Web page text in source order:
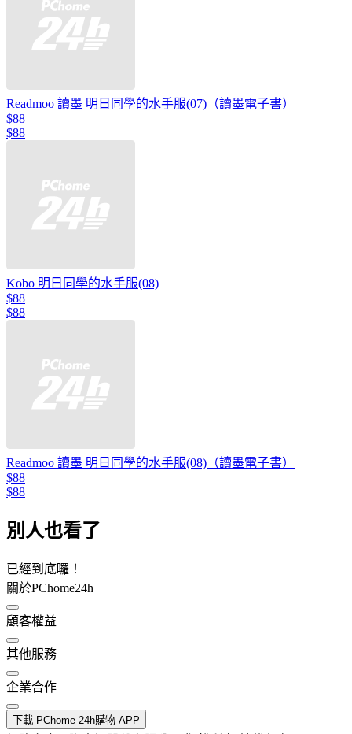
Readmoo 讀墨 明日同學的水手服(07)（讀墨電子書）
$88
$88
Kobo 明日同學的水手服(08)
$88
$88
Readmoo 讀墨 明日同學的水手服(08)（讀墨電子書）
$88
$88
別人也看了
已經到底囉！
關於PChome24h
顧客權益
其他服務
企業合作
下載 PChome 24h購物 APP